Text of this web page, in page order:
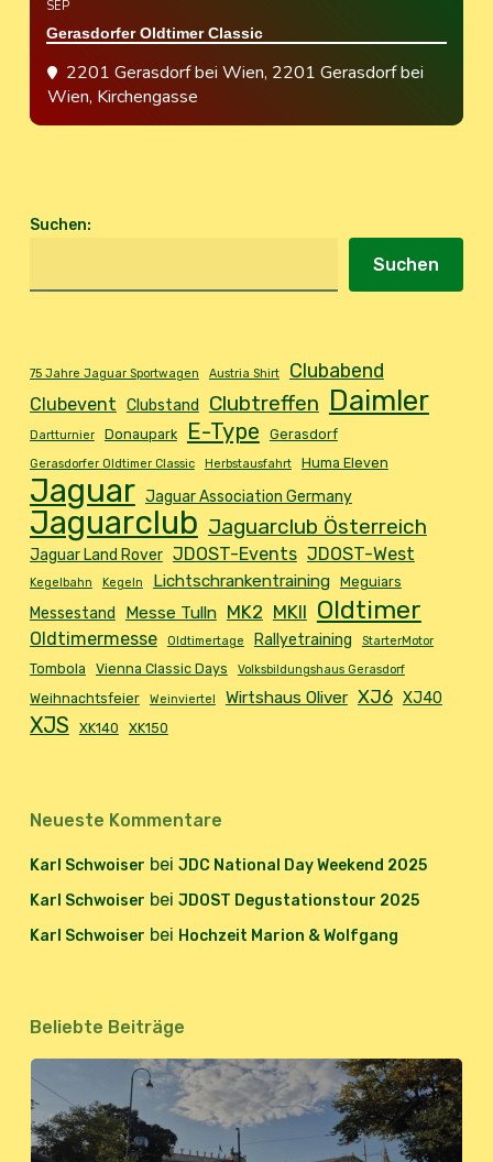
SEP
Gerasdorfer Oldtimer Classic
2201 Gerasdorf bei Wien, 2201 Gerasdorf bei
Wien, Kirchengasse
Suchen:
Suchen
75 Jahre Jaguar Sportwagen Austria Shirt Clubabend
Clubevent Clubstand Clubtreffen Daimler
Dartturnier Donaupark E-Type Gerasdorf
Gerasdorfer Oldtimer Classic Herbstausfahrt Huma Eleven
Jaguar Jaguar Association Germany
Jaguarclub Jaguarclub Österreich
Jaguar Land Rover JDOST-Events JDOST-West
Kegelbahn Kegeln Lichtschrankentraining Meguiars
Messestand Messe Tulln MK2 MKII Oldtimer
Oldtimermesse Oldtimertage Rallyetraining StarterMotor
Tombola Vienna Classic Days Volksbildungshaus Gerasdorf
Weihnachtsfeier Weinviertel Wirtshaus Oliver XJ6 XJ40
XJS XK140 XK150
Neueste Kommentare
Karl Schwoiser bei JDC National Day Weekend 2025
Karl Schwoiser bei JDOST Degustationstour 2025
Karl Schwoiser bei Hochzeit Marion & Wolfgang
Beliebte Beiträge